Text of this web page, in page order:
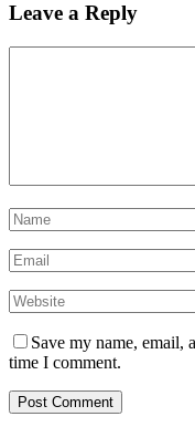
Leave a Reply
Save my name, email,
time I comment.